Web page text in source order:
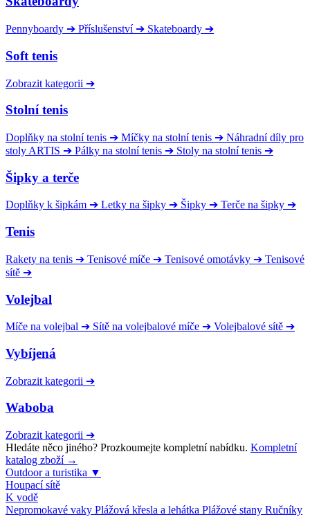
Pennyboardy ➔ Příslušenství ➔ Skateboardy ➔
Soft tenis
Zobrazit kategorii ➔
Stolní tenis
Doplňky na stolní tenis ➔ Míčky na stolní tenis ➔ Náhradní díly pro
stoly ARTIS ➔ Pálky na stolní tenis ➔ Stoly na stolní tenis ➔
Šipky a terče
Doplňky k šipkám ➔ Letky na šipky ➔ Šipky ➔ Terče na šipky ➔
Tenis
Rakety na tenis ➔ Tenisové míče ➔ Tenisové omotávky ➔ Tenisové
sítě ➔
Volejbal
Míče na volejbal ➔ Sítě na volejbalové míče ➔ Volejbalové sítě ➔
Vybíjená
Zobrazit kategorii ➔
Waboba
Zobrazit kategorii ➔
Hledáte něco jiného? Prozkoumejte kompletní nabídku. Kompletní
katalog zboží →
Outdoor a turistika ▼
Houpací sítě
K vodě
Nepromokavé vaky Plážová křesla a lehátka Plážové stany Ručníky